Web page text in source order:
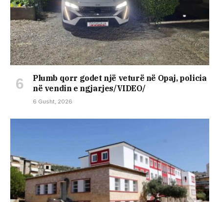
Plumb qorr godet një veturë në Opaj, policia
në vendin e ngjarjes/VIDEO/
6 Gusht, 2026